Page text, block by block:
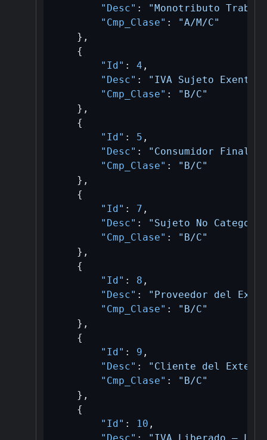
"Desc" :
"Monotributo
"Cmp_Clase" :
"A/M/C"
} ,
{
"Id" : 4 ,
"Desc" : "IVA Sujeto Exento"
"Cmp_Clase" :
"B/C"
} ,
{
"Id" : 5 ,
"Desc" : "Consumidor Final"
"Cmp_Clase" :
"B/C"
} ,
{
"Id" : 7 ,
"Desc" :
"Sujeto No
"Cmp_Clase" :
"B/C"
} ,
{
"Id" : 8 ,
"Desc" :
"Proveedor del
"Cmp_Clase" :
"B/C"
} ,
{
"Id" : 9 ,
"Desc" :
"Cliente del
"Cmp_Clase" :
"B/C"
} ,
{
"Id" : 10 ,